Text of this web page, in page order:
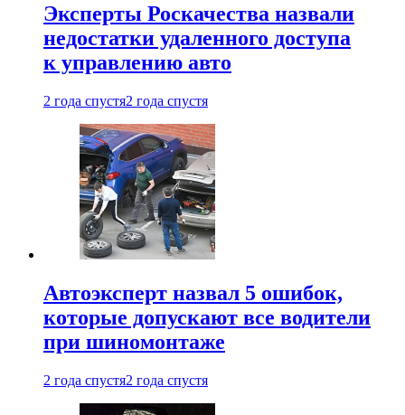
Эксперты Роскачества назвали
недостатки удаленного доступа
к управлению авто
2 года спустя2 года спустя
Автоэксперт назвал 5 ошибок,
которые допускают все водители
при шиномонтаже
2 года спустя2 года спустя